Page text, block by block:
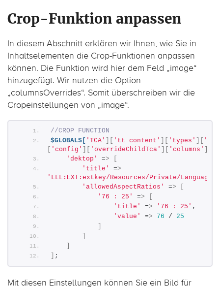
Crop-Funktion anpassen
In diesem Abschnitt erklären wir Ihnen, wie Sie in
Inhaltselementen die Crop-Funktionen anpassen
können. Die Funktion wird hier dem Feld „image“
hinzugefügt. Wir nutzen die Option
„columnsOverrides“. Somit überschreiben wir die
Cropeinstellungen von „image“.
//CROP FUNCTION
$GLOBALS[ 'TCA' ][ 'tt_content' ][ 'types' ][
[ 'config' ][ 'overrideChildTca' ][ 'columns' ][
'dektop'
=>
[
'title'
=>
'LLL:EXT:extkey/Resources/Private/
'allowedAspectRatios'
=>
[
'76 : 25'
=>
[
'title'
=> '76 : 25' ,
'value'
=> 76 / 25
]
]
]
] ;
Mit diesen Einstellungen können Sie ein Bild für